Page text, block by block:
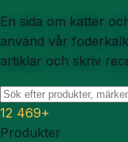
En sida om katter
använd vår
artiklar och skriv
12 469+
Produkter